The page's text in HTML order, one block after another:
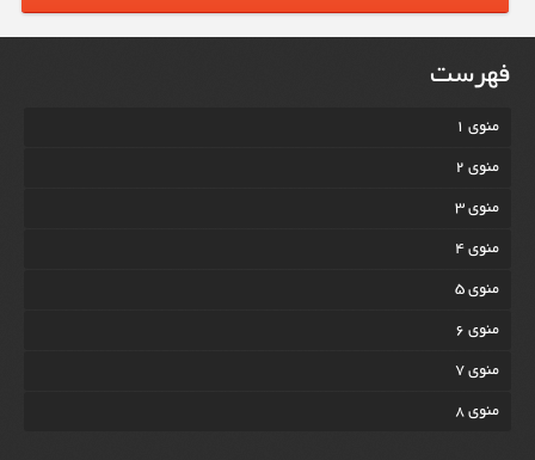
فهرست
منوی 1
منوی 2
منوی 3
منوی 4
منوی 5
منوی 6
منوی 7
منوی 8